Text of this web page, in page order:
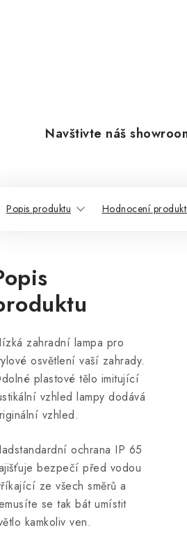
Navštivte náš
Popis produktu Hodnocení
zahradní lampa pro
osvětlení vaší zahrady.
plastové tělo imitující
vzhled lampy dodává
vzhled.
ochrana IP 65
bezpečí před vodou
ze všech směrů a
se tak bát umístit
kamkoliv ven.